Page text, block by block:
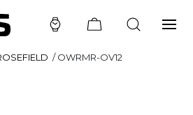
/OWRMR-OV12